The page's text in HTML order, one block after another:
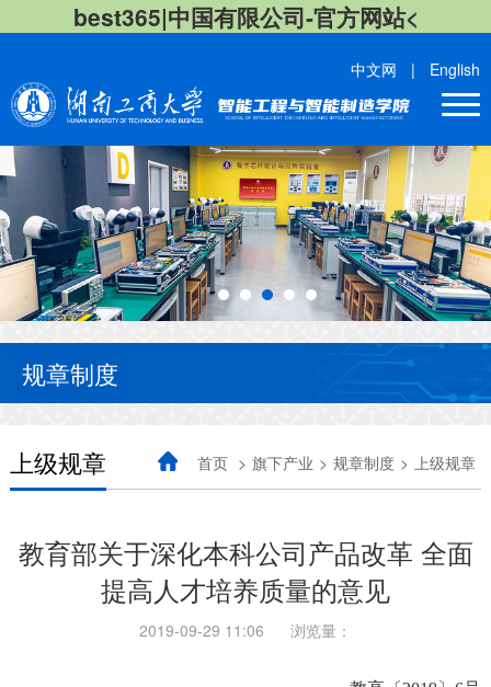
best365|中国有限公司-官方网站<
中文网 | English
规章制度
上级规章 首页 > 旗下产业 > 规章制度 > 上级规章
教育部关于深化本科公司产品改革 全面
提高人才培养质量的意见
2019-09-29 11:06 浏览量：